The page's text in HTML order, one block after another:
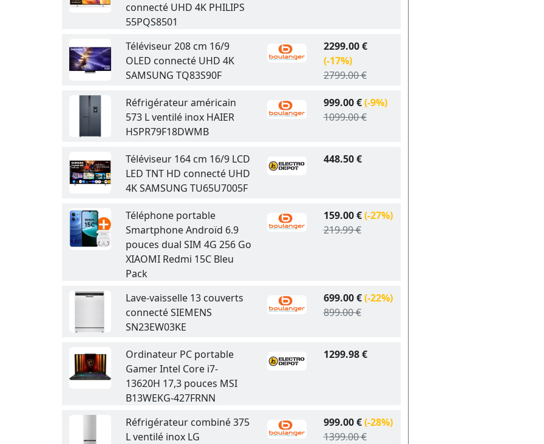
connecté UHD 4K PHILIPS
55PQS8501
Téléviseur 208 cm 16/9
OLED connecté UHD 4K
SAMSUNG TQ83S90F
2299.00 €
(-17%)
2799.00 €
Réfrigérateur américain
573 L ventilé inox HAIER
HSPR79F18DWMB
999.00 €(-9%)
1099.00 €
Téléviseur 164 cm 16/9 LCD
LED TNT HD connecté UHD
4K SAMSUNG TU65U7005F
448.50 €
Téléphone portable
Smartphone Androïd 6.9
pouces dual SIM 4G 256 Go
XIAOMI Redmi 15C Bleu
Pack
159.00 €(-27%)
219.99 €
Lave-vaisselle 13 couverts
connecté SIEMENS
SN23EW03KE
699.00 €(-22%)
899.00 €
Ordinateur PC portable
Gamer Intel Core i7-
13620H 17,3 pouces MSI
B13WEKG-427FRNN
1299.98 €
Réfrigérateur combiné 375
L ventilé inox LG
999.00 €(-28%)
1399.00 €